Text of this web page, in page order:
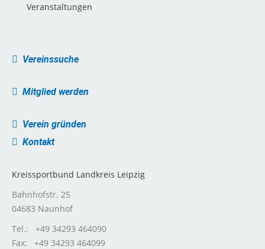
Veranstaltungen
Vereinssuche
Mitglied werden
Verein gründen
Kontakt
Kreissportbund Landkreis Leipzig
Bahnhofstr. 25
04683 Naunhof
Tel.: +49 34293 464090
Fax: +49 34293 464099